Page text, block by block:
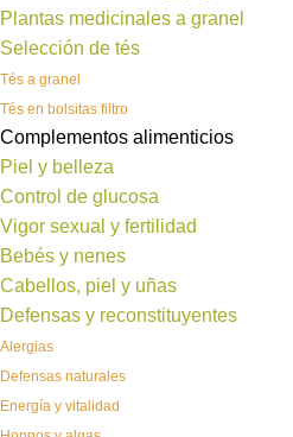
Plantas medicinales a granel
Selección de tés
Tés a granel
Tés en bolsitas filtro
Complementos alimenticios
Piel y belleza
Control de glucosa
Vigor sexual y fertilidad
Bebés y nenes
Cabellos, piel y uñas
Defensas y reconstituyentes
Alergias
Defensas naturales
Energía y vitalidad